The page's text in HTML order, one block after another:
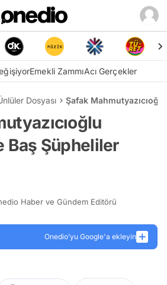
Emekli ZammıAcı Gerçekler
Dosyası Şafak
Baş Şüpheliler
Haber ve Gündem Editörü
Onedio’yu Google'a ekleyin